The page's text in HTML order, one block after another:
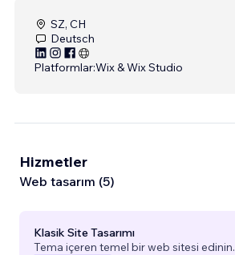
SZ, CH
Deutsch
Platformlar:Wix & Wix Studio
Hizmetler
Web tasarım (5)
Klasik Site Tasarımı
Tema içeren temel bir web sitesi edinin.